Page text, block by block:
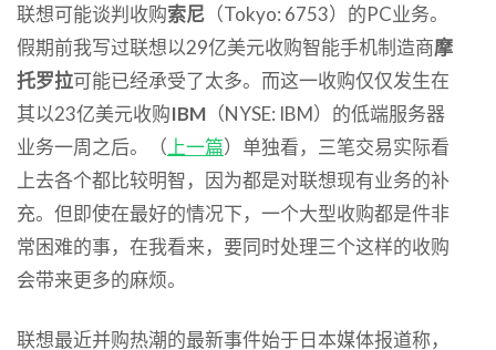
联想可能谈判收购索尼 （Tokyo: 6753）的PC业务。
假期前我写过联想以29亿美元收购智能手机制造商摩
托罗拉可能已经承受了太多。而这一收购仅仅发生在
其以23亿美元收购IBM （NYSE: IBM）的低端服务器
业务一周之后。（ 上一篇）单独看，三笔交易实际看
上去各个都比较明智，因为都是对联想现有业务的补
充。但即使在最好的情况下，一个大型收购都是件非
常困难的事，在我看来，要同时处理三个这样的收购
会带来更多的麻烦。
联想最近并购热潮的最新事件始于日本媒体报道称，